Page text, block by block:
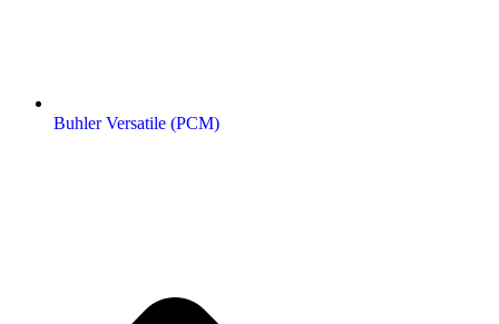
Buhler Versatile (РСМ)